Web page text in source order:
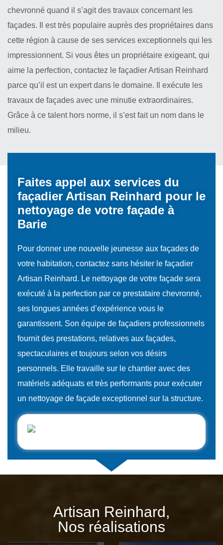
chevronné quand il s’agit des travaux concernant les
façades. Il est très populaire auprès des propriétaires dans
cette région à cause de ses services exceptionnels qui les
impressionnent. Si vous êtes un propriétaire exigeant, qui
aime la perfection, contactez le façadier Artisan Reinhard
parce qu’il est un expert dans le domaine. Il exécute les
travaux de façades avec une minutie extraordinaires.
Grâce à ce talent hors norme, il s’est fait un nom dans le
milieu.
Faites appel aux services du
façadier Artisan Reinhard pour le
nettoyage de votre façade à
Barie
Pour donner une nouvelle jeunesse aux façades de
votre habitation, contactez sans hésiter le façadier
Artisan Reinhard. Le nettoyage de votre façade sera
exécuté à la perfection par ce prestataire chevronné,
ses longues années d’expérience vous le
garantissent. Son équipe de façadiers professionnels
fournit des prestations, relatives aux façades,
spectaculaires et toujours selon vos désirs
personnels. Elle travaille sur le chantier avec des
matériels adéquats et très performants pour exécuter
un nettoyage de façade exceptionnel sur la structure.
Artisan Reinhard,
Nos réalisations